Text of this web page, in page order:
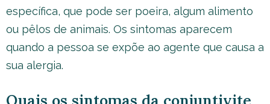
específica, que pode ser poeira, algum alimento
ou pêlos de animais. Os sintomas aparecem
quando a pessoa se expõe ao agente que causa a
sua alergia.
Quais os sintomas da conjuntivite